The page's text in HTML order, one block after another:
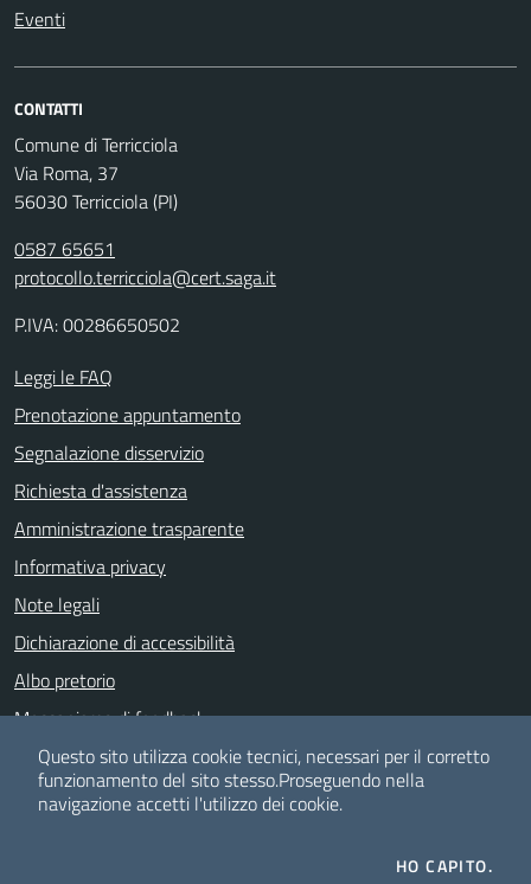
Eventi
CONTATTI
Comune di Terricciola
Via Roma, 37
56030 Terricciola (PI)
0587 65651
protocollo.terricciola@cert.saga.it
P.IVA: 00286650502
Leggi le FAQ
Prenotazione appuntamento
Segnalazione disservizio
Richiesta d'assistenza
Amministrazione trasparente
Informativa privacy
Note legali
Dichiarazione di accessibilità
Albo pretorio
Meccanismo di feedback
Piano di Miglioramento dei servizi
Questo sito utilizza cookie tecnici, necessari per il corretto
funzionamento del sito stesso.Proseguendo nella
navigazione accetti l'utilizzo dei cookie.
HO CAPITO.